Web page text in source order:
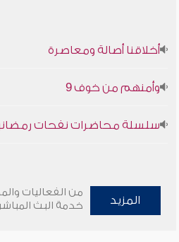
أخلاقنا أصالة ومعاصرة
وأمنهم من خوف 9
سلسلة محاضرات نفحات رمضانية
المزيد
من الفعاليات
خدمة البث المباشر